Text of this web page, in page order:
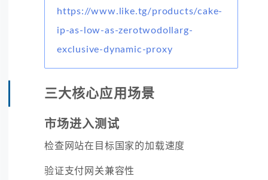
https://www.like.tg/products/cake-
ip-as-low-as-zerotwodollarg-
exclusive-dynamic-proxy
三大核心应用场景
市场进入测试
检查网站在目标国家的加载速度
验证支付网关兼容性